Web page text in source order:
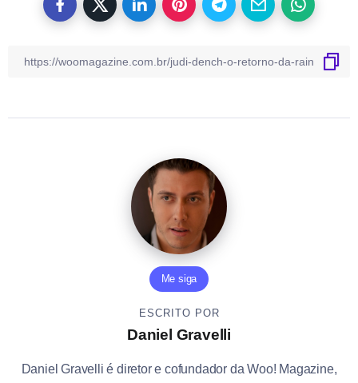
Me siga
ESCRITO POR
Daniel Gravelli
Daniel Gravelli é diretor e cofundador da Woo! Magazine,